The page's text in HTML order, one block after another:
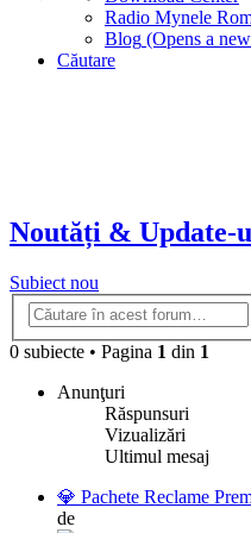
Radio Mynele
Blog (Opens a
Căutare
Noutăți & Update-
Subiect nou
0 subiecte • Pagina 1 din 1
Anunţuri
Răspunsuri
Vizualizări
Ultimul mesaj
💎 Pachete Reclame
de